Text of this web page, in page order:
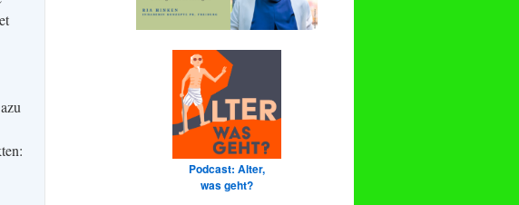
Podcast: Alter,
was geht?